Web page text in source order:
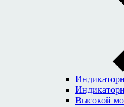
Высокой